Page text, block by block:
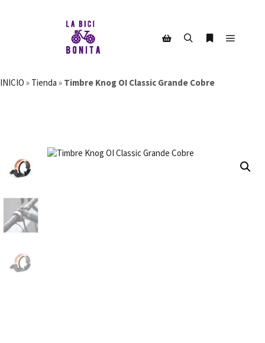
INICIO » Tienda » Timbre Knog OI Classic Grande Cobre